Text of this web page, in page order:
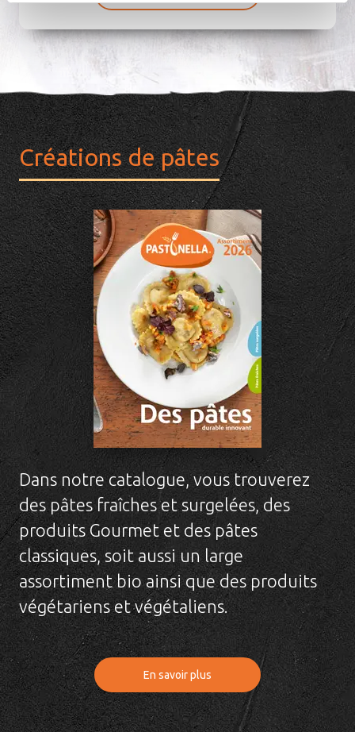
Créations de pâtes
Dans notre catalogue, vous trouverez
des pâtes fraîches et surgelées, des
produits Gourmet et des pâtes
classiques, soit aussi un large
assortiment bio ainsi que des produits
végétariens et végétaliens.
En savoir plus